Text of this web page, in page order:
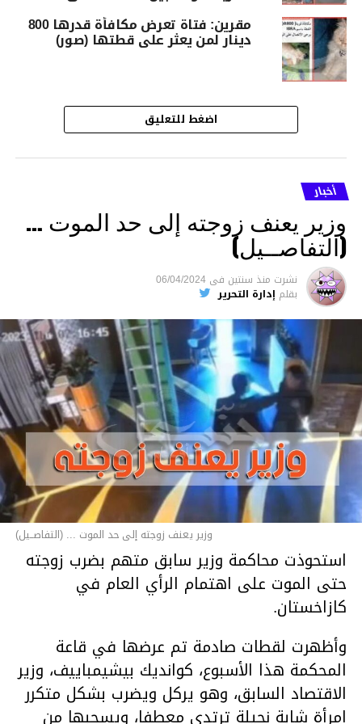
مقرين: فتاة تعرض مكافأة قدرها 800
دينار لمن يعثر على قطتها (صور)
اضغط للتعليق
أخبار
وزير يعنف زوجته إلى حد الموت …
(التفاصــيل)
نشرت منذ سنتين فى 06/04/2024
بقلم إدارة التحرير
وزير يعنف زوجته إلى حد الموت ... (التفاصــيل)
استحوذت محاكمة وزير سابق متهم بضرب زوجته
حتى الموت على اهتمام الرأي العام في
كازاخستان.
وأظهرت لقطات صادمة تم عرضها في قاعة
المحكمة هذا الأسبوع، كوانديك بيشيمباييف، وزير
الاقتصاد السابق، وهو يركل ويضرب بشكل متكرر
امرأة شابة نحيلة ترتدي معطفا، ويسحبها من